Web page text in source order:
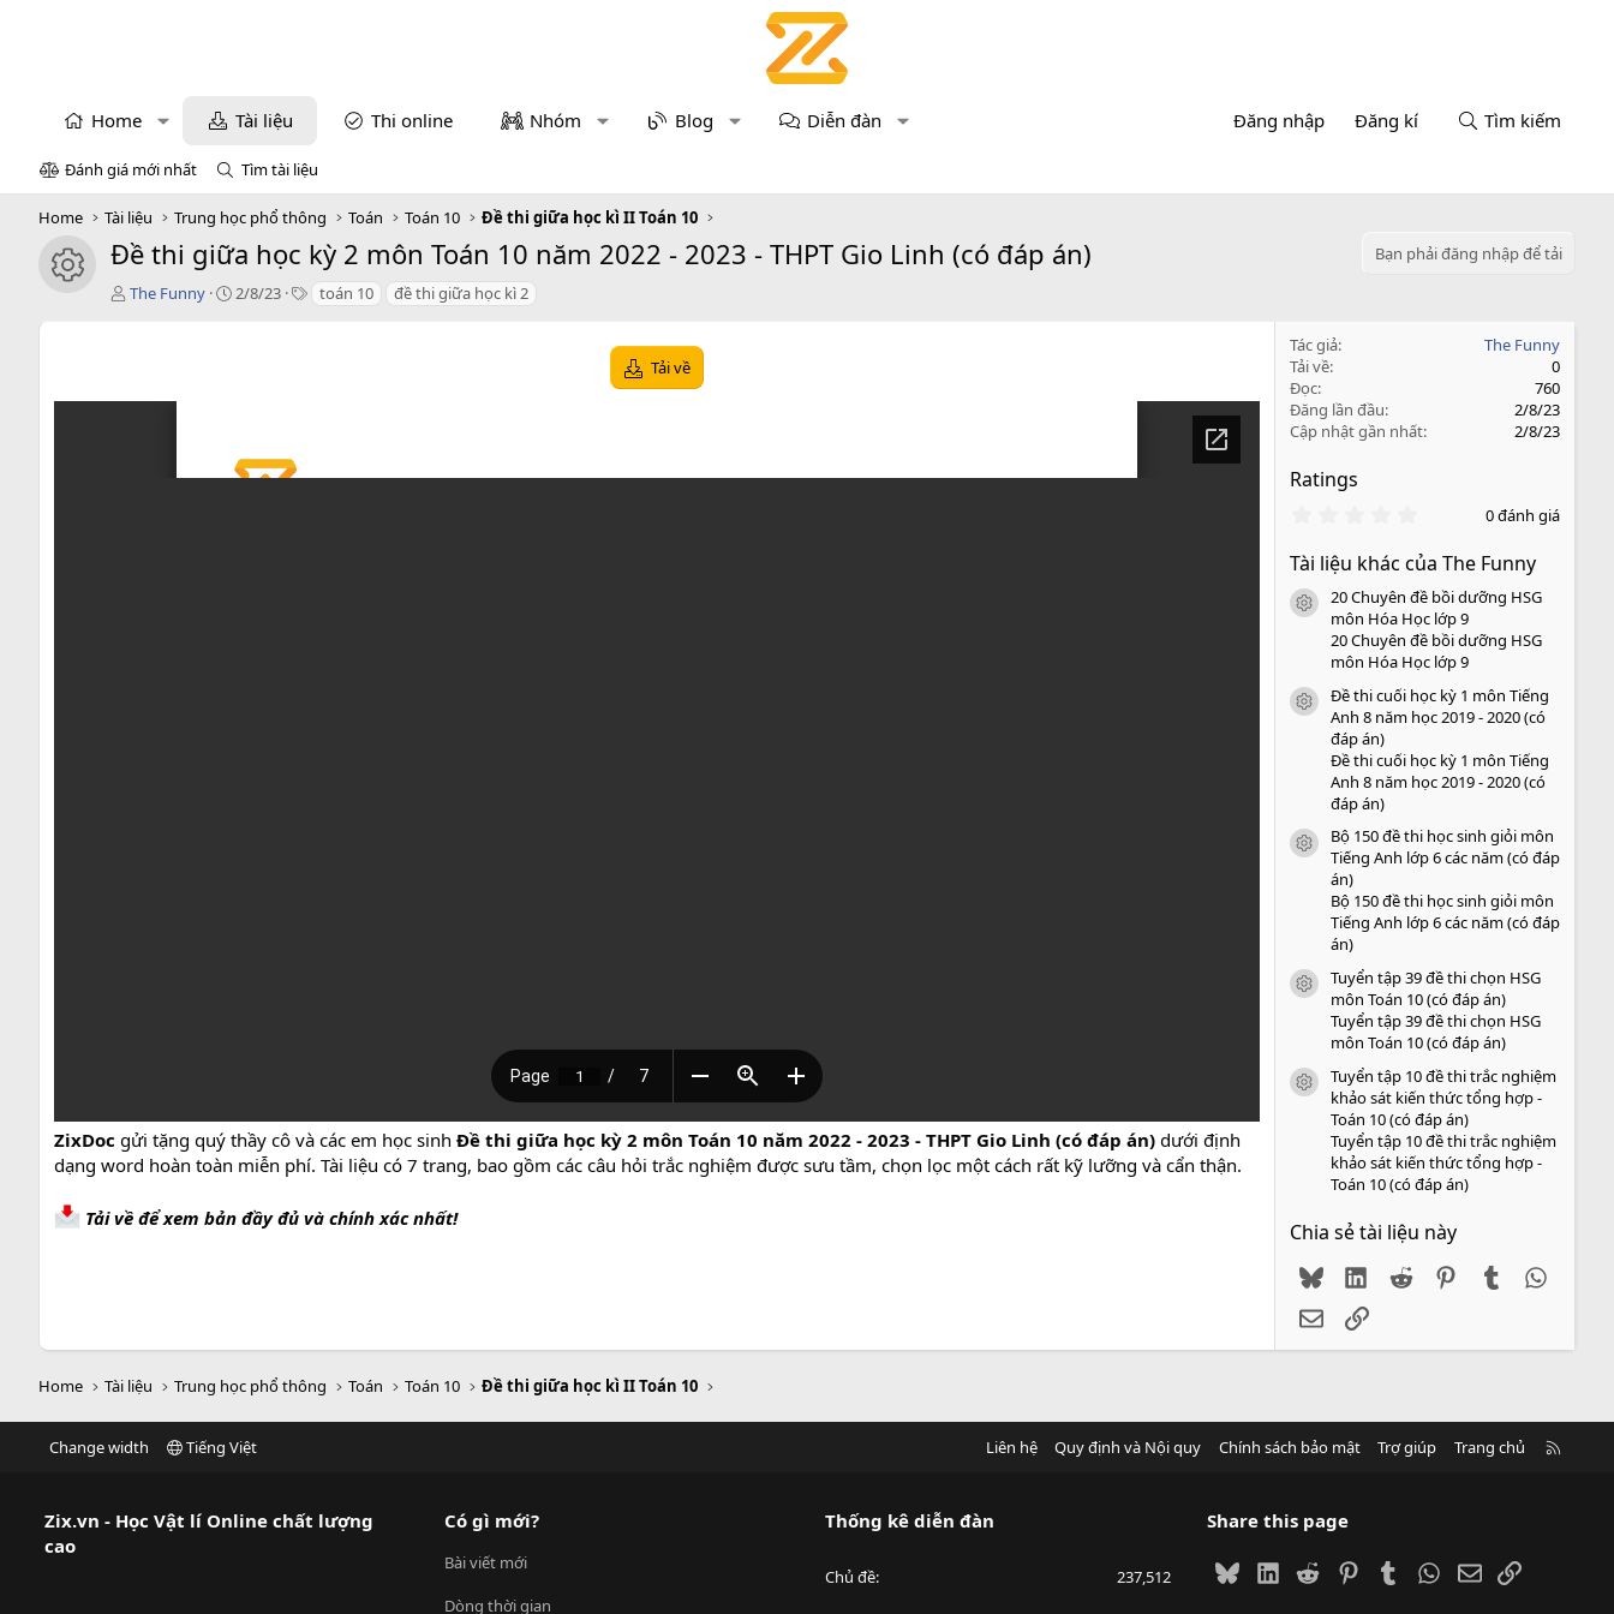
Home Tài liệu Thi online Nhóm Blog Diễn đàn Đăng nhập Đăng kí Tìm kiếm
Đánh giá mới nhất Tìm tài liệu
Home Tài liệu Trung học phổ thông Toán Toán 10 Đề thi giữa học kì II Toán 10
icon tài liệu
Đề thi giữa học kỳ 2 môn Toán 10 năm 2022 - 2023 - THPT Gio Linh (có đáp án)
Bạn phải đăng nhập để tải
T
ả
The Funny
C
d
2/8/23
T toán 10 đề thi giữa học kì 2
Tải về
ZixDoc gửi tặng quý thầy cô và các em học sinh Đề thi giữa học kỳ 2 môn Toán 10 năm 2022 - 2023 - THPT Gio Linh (có đáp án) dưới định
dạng word hoàn toàn miễn phí. Tài liệu có 7 trang, bao gồm các câu hỏi trắc nghiệm được sưu tầm, chọn lọc một cách rất kỹ lưỡng và cẩn thận.
Tải về để xem bản đầy đủ và chính xác nhất!
Tác giả
The Funny
Tải về
0
Đọc
760
Đăng lần đầu
2/8/23
Cập nhật gần nhất
2/8/23
Ratings
0
0
s
a
o
0 đánh giá
Tài liệu khác của The Funny
icon tài liệu
20 Chuyên đề bồi dưỡng HSG
môn Hóa Học lớp 9
20 Chuyên đề bồi dưỡng HSG
môn Hóa Học lớp 9
icon tài liệu
Đề thi cuối học kỳ 1 môn Tiếng
Anh 8 năm học 2019 - 2020 (có
đáp án)
Đề thi cuối học kỳ 1 môn Tiếng
Anh 8 năm học 2019 - 2020 (có
đáp án)
icon tài liệu
Bộ 150 đề thi học sinh giỏi môn
Tiếng Anh lớp 6 các năm (có đáp
án)
Bộ 150 đề thi học sinh giỏi môn
Tiếng Anh lớp 6 các năm (có đáp
án)
icon tài liệu
Tuyển tập 39 đề thi chọn HSG
môn Toán 10 (có đáp án)
Tuyển tập 39 đề thi chọn HSG
môn Toán 10 (có đáp án)
icon tài liệu
Tuyển tập 10 đề thi trắc nghiệm
khảo sát kiến thức tổng hợp -
Toán 10 (có đáp án)
Tuyển tập 10 đề thi trắc nghiệm
khảo sát kiến thức tổng hợp -
Toán 10 (có đáp án)
Chia sẻ tài liệu này
BlueskyLinkedIn
Reddit PinterestTumblr
EmailLink
Home Tài liệu Trung học phổ thông Toán Toán 10 Đề thi giữa học kì II Toán 10
Change width Tiếng Việt Liên hệ Quy định và Nội quy Chính sách bảo mật Trợ giúp Trang chủ
Zix.vn - Học Vật lí Online chất lượng
cao
Có gì mới?
Bài viết mới
Dòng thời gian
Thống kê diễn đàn
Chủ đề 237,512
Share this page
BlueskyLinkedIn
Reddit PinterestTumblrWhatsApp
EmailLink